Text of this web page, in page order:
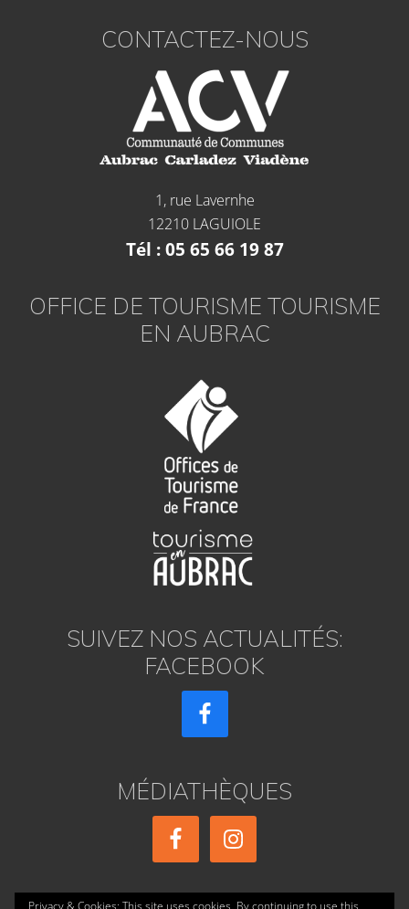
CONTACTEZ-NOUS
1, rue Lavernhe
12210 LAGUIOLE
Tél : 05 65 66 19 87
OFFICE DE TOURISME TOURISME
EN AUBRAC
SUIVEZ NOS ACTUALITÉS:
FACEBOOK
MÉDIATHÈQUES
Privacy & Cookies: This site uses cookies. By continuing to use this